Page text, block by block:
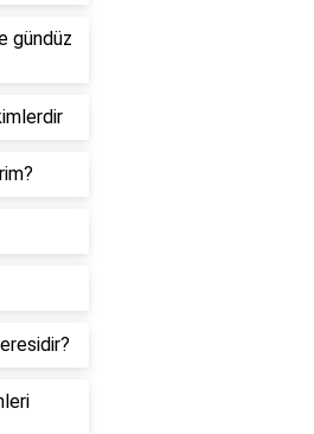
gündüz